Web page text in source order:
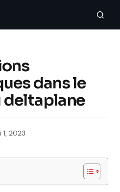
dans le
deltaplane
1, 2023